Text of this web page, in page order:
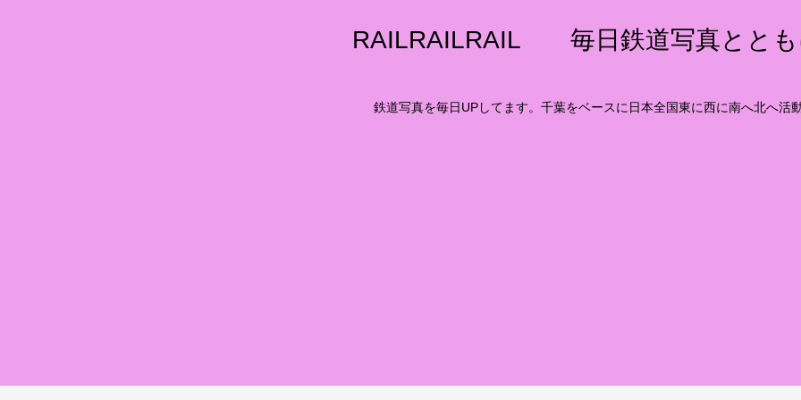
RAILRAILRAIL 毎日鉄道写真ととも
鉄道写真を毎日UPしてます。千葉をベースに日本全国東に西に南へ北へ活